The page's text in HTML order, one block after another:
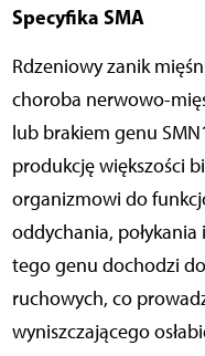
Specyfika SMA
Rdzeniowy zanik
choroba nerwowo-
lub brakiem genu
produkcję większości
organizmowi do
oddychania,
tego genu dochodzi
ruchowych, co
wyniszczającego